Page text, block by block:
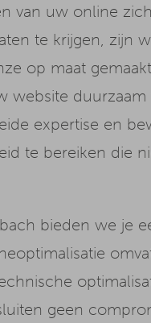
van uw online
te krijgen, zijn
op maat
website
expertise en
te bereiken die
bieden we je
geen